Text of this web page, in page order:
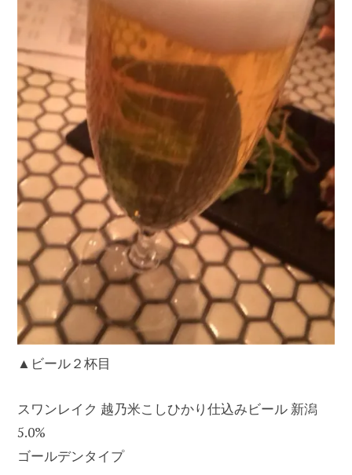
▲ビール２杯目
スワンレイク 越乃米こしひかり仕込みビール 新潟
5.0%
ゴールデンタイプ